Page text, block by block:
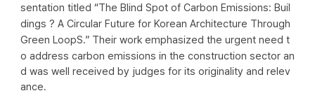
sentation titled “The Blind Spot of Carbon Emissions: Buil
dings ? A Circular Future for Korean Architecture Through
Green LoopS.” Their work emphasized the urgent need t
o address carbon emissions in the construction sector an
d was well received by judges for its originality and relev
ance.